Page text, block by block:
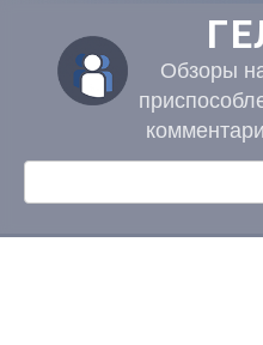
контенту
Обзоры
Поиск: